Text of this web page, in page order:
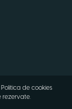
rezervate.
Politica de cookies